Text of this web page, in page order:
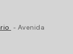
- Avenida